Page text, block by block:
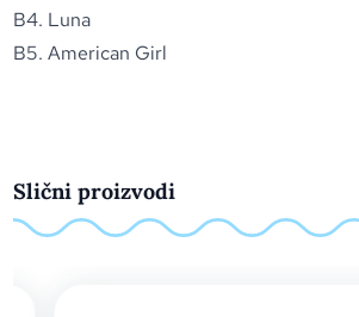
B4. Luna
B5. American Girl
Slični proizvodi